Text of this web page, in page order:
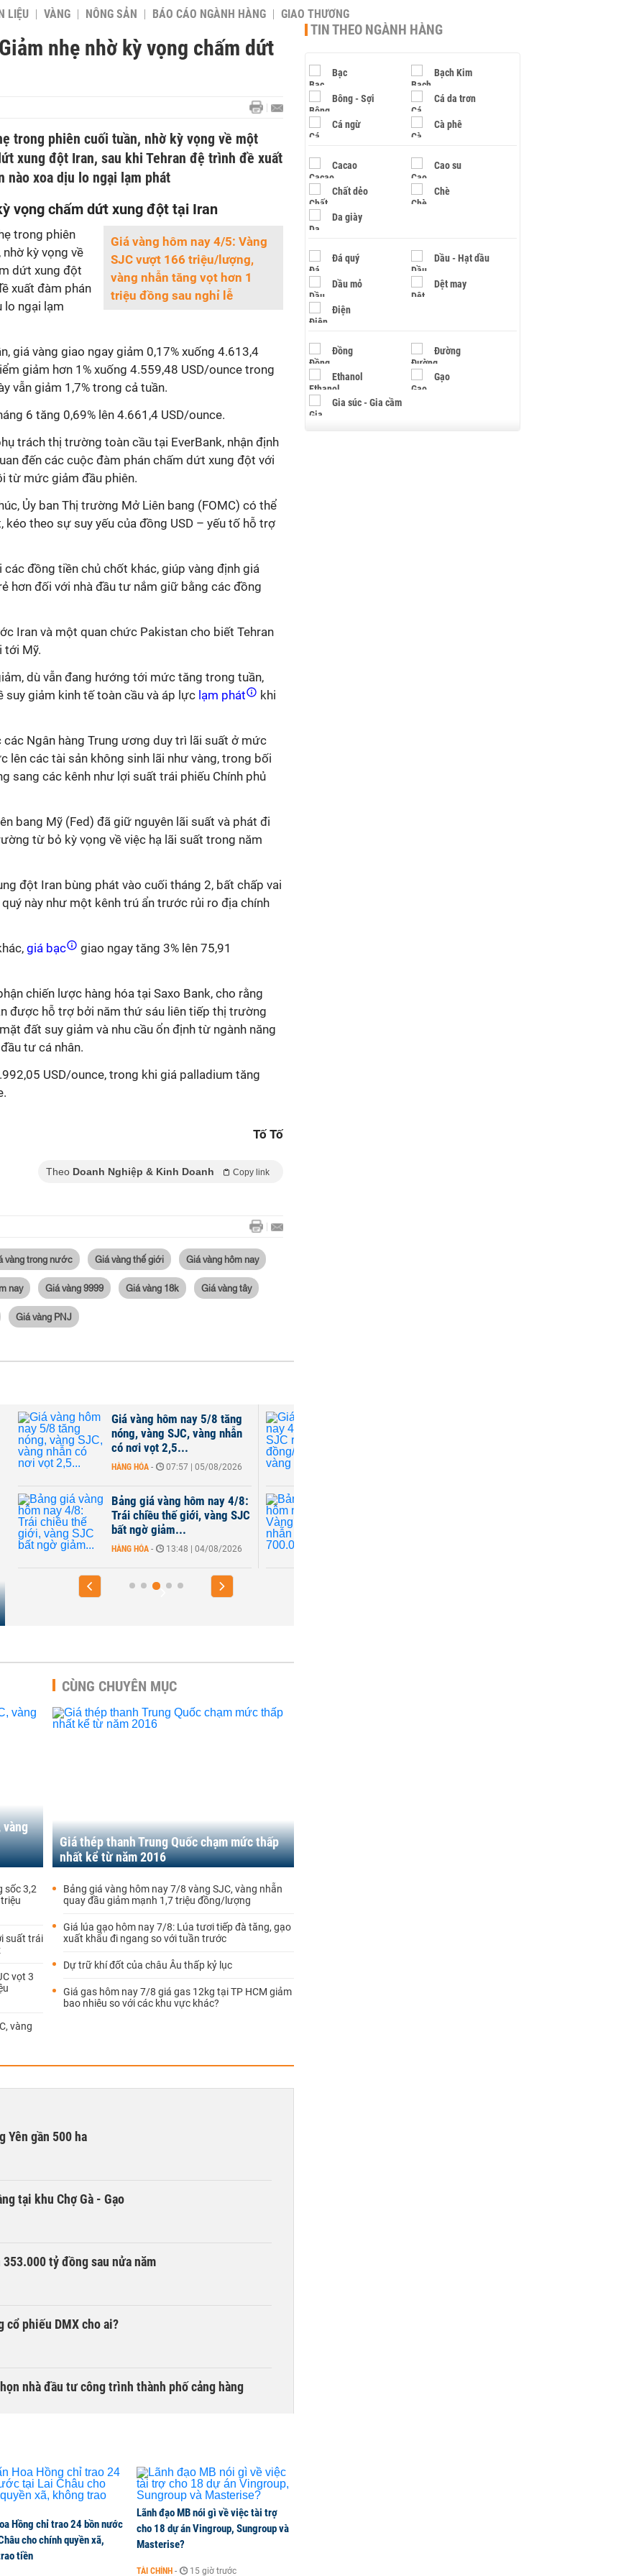
LIỆU VÀNG NÔNG SẢN BÁO CÁO NGÀNH HÀNG GIAO THƯƠNG
nhẹ nhờ kỳ vọng chấm dứt
trong phiên cuối tuần, nhờ kỳ vọng về một
xung đột Iran, sau khi Tehran đệ trình đề xuất
nào xoa dịu lo ngại lạm phát
vọng chấm dứt xung đột tại Iran
Giá vàng hôm nay 4/5: Vàng
SJC vượt 166 triệu/lượng,
vàng nhẫn tăng vọt hơn 1
triệu đồng sau nghỉ lễ
trong phiên
kỳ vọng về
dứt xung đột
xuất đàm phán
lo ngại lạm
giá vàng giao ngay giảm 0,17% xuống 4.613,4
giảm hơn 1% xuống 4.559,48 USD/ounce trong
vẫn giảm 1,7% trong cả tuần.
6 tăng 0,69% lên 4.661,4 USD/ounce.
trách thị trường toàn cầu tại EverBank, nhận định
đến các cuộc đàm phán chấm dứt xung đột với
từ mức giảm đầu phiên.
Ủy ban Thị trường Mở Liên bang (FOMC) có thể
kéo theo sự suy yếu của đồng USD – yếu tố hỗ trợ
các đồng tiền chủ chốt khác, giúp vàng định giá
hơn đối với nhà đầu tư nắm giữ bằng các đồng
Iran và một quan chức Pakistan cho biết Tehran
tới Mỹ.
dù vẫn đang hướng tới mức tăng trong tuần,
suy giảm kinh tế toàn cầu và áp lực lạm phát
khi
Ngân hàng Trung ương duy trì lãi suất ở mức
lên các tài sản không sinh lãi như vàng, trong bối
sang các kênh như lợi suất trái phiếu Chính phủ
bang Mỹ (Fed) đã giữ nguyên lãi suất và phát đi
từ bỏ kỳ vọng về việc hạ lãi suất trong năm
đột Iran bùng phát vào cuối tháng 2, bất chấp vai
này như một kênh trú ẩn trước rủi ro địa chính
giá bạc
giao ngay tăng 3% lên 75,91
chiến lược hàng hóa tại Saxo Bank, cho rằng
được hỗ trợ bởi năm thứ sáu liên tiếp thị trường
đất suy giảm và nhu cầu ổn định từ ngành năng
tư cá nhân.
USD/ounce, trong khi giá palladium tăng
Tố Tố
Theo Doanh Nghiệp & Kinh Doanh Copy link
vàng trong nước Giá vàng thế giới Giá vàng hôm nay
nay Giá vàng 9999 Giá vàng 18k Giá vàng tây
Giá vàng PNJ
Giá vàng hôm nay 5/8 tăng
nóng, vàng SJC, vàng nhẫn
có nơi vọt 2,5...
HÀNG HÓA - 07:57 | 05/08/2026
Bảng giá vàng hôm nay 4/8:
Trái chiều thế giới, vàng SJC
bất ngờ giảm...
HÀNG HÓA - 13:48 | 04/08/2026
vàng
sốc 3,2
suất trái
vọt 3
vàng
CÙNG CHUYÊN MỤC
Giá thép thanh Trung Quốc chạm mức thấp
nhất kể từ năm 2016
Bảng giá vàng hôm nay 7/8 vàng SJC, vàng nhẫn
quay đầu giảm mạnh 1,7 triệu đồng/lượng
Giá lúa gạo hôm nay 7/8: Lúa tươi tiếp đà tăng, gạo
xuất khẩu đi ngang so với tuần trước
Dự trữ khí đốt của châu Âu thấp kỷ lục
Giá gas hôm nay 7/8 giá gas 12kg tại TP HCM giảm
bao nhiêu so với các khu vực khác?
Yên gần 500 ha
tại khu Chợ Gà - Gạo
tỷ đồng sau nửa năm
cổ phiếu DMX cho ai?
nhà đầu tư công trình thành phố cảng hàng
ai đã mua vào?
lao động công trình đóng BHXH bắt buộc
Hồng chỉ trao 24 bồn nước
cho chính quyền xã,
tiền
Lãnh đạo MB nói gì về việc tài trợ
cho 18 dự án Vingroup, Sungroup và
Masterise?
TÀI CHÍNH - 15 giờ trước
TIN THEO NGÀNH HÀNG
Bạc Bạch Kim
Bông - Sợi Cá da trơn
Cá ngừ Cà phê
Cacao Cao su
Chất dẻo Chè
Da giày
Đá quý Dầu - Hạt dầu
Dầu mỏ Dệt may
Điện
Đồng Đường
Ethanol Gạo
Gia súc - Gia cầm